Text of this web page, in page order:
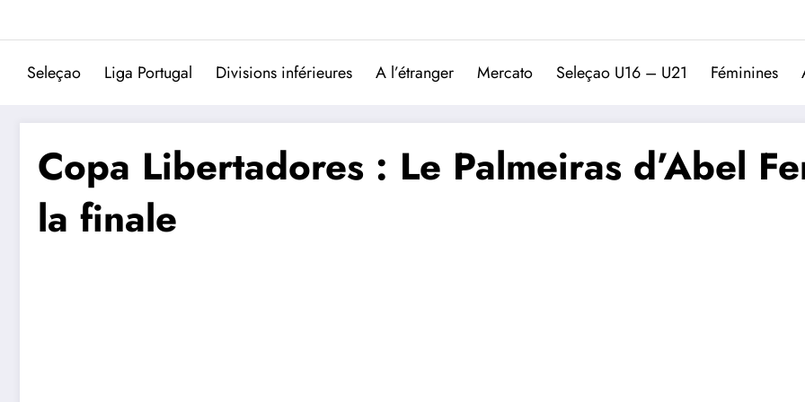
Trivela
L'actualité du football
Seleçao Liga Portugal Divisions inférieures A l’étranger Mercato Seleçao U16 – U21 Féminines
Copa Libertadores : Le Palmeiras d’Abel
la finale